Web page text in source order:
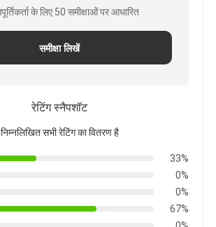
के लिए 50 समीक्षाओं पर आधारित
समीक्षा लिखें
रेटिंग स्नैपशॉट
निम्नलिखित सभी रेटिंग का वितरण है
33%
0%
0%
67%